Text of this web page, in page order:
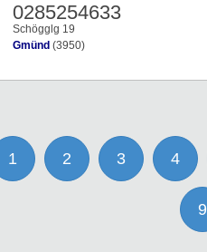
0285254633
Schögglg 19
Gmünd (3950)
1 2 3 4
9